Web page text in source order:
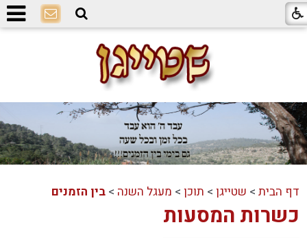
דף הבית > שטייגן > תוכן > מעגל השנה >בין הזמנים
כשרות המסעות